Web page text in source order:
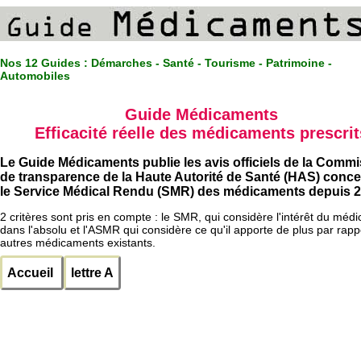
Nos 12 Guides : Démarches - Santé - Tourisme - Patrimoine -
Automobiles
Guide Médicaments
Efficacité réelle des médicaments
Le Guide Médicaments publie les avis officiels de la
de transparence de la Haute Autorité de Santé (HAS)
le Service Médical Rendu (SMR) des médicaments depuis
2 critères sont pris en compte : le SMR, qui considère l'intérêt du
dans l'absolu et l'ASMR qui considère ce qu'il apporte de plus par
autres médicaments existants.
Accueil lettre A